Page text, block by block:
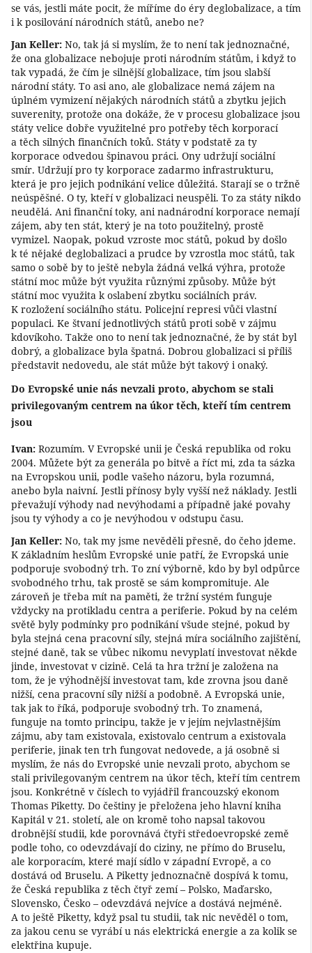
se vás, jestli máte pocit, že míříme do éry deglobalizace, a tím
i k posilování národních států, anebo ne?
Jan Keller: No, tak já si myslím, že to není tak jednoznačné,
že ona globalizace nebojuje proti národním státům, i když to
tak vypadá, že čím je silnější globalizace, tím jsou slabší
národní státy. To asi ano, ale globalizace nemá zájem na
úplném vymizení nějakých národních států a zbytku jejich
suverenity, protože ona dokáže, že v procesu globalizace jsou
státy velice dobře využitelné pro potřeby těch korporací
a těch silných finančních toků. Státy v podstatě za ty
korporace odvedou špinavou práci. Ony udržují sociální
smír. Udržují pro ty korporace zadarmo infrastrukturu,
která je pro jejich podnikání velice důležitá. Starají se o tržně
neúspěšné. O ty, kteří v globalizaci neuspěli. To za státy nikdo
neudělá. Ani finanční toky, ani nadnárodní korporace nemají
zájem, aby ten stát, který je na toto použitelný, prostě
vymizel. Naopak, pokud vzroste moc států, pokud by došlo
k té nějaké deglobalizaci a prudce by vzrostla moc států, tak
samo o sobě by to ještě nebyla žádná velká výhra, protože
státní moc může být využita různými způsoby. Může být
státní moc využita k oslabení zbytku sociálních práv.
K rozložení sociálního státu. Policejní represi vůči vlastní
populaci. Ke štvaní jednotlivých států proti sobě v zájmu
kdovíkoho. Takže ono to není tak jednoznačné, že by stát byl
dobrý, a globalizace byla špatná. Dobrou globalizaci si příliš
představit nedovedu, ale stát může být takový i onaký.
Do Evropské unie nás nevzali proto, abychom se stali
privilegovaným centrem na úkor těch, kteří tím centrem
jsou
Ivan: Rozumím. V Evropské unii je Česká republika od roku
2004. Můžete být za generála po bitvě a říct mi, zda ta sázka
na Evropskou unii, podle vašeho názoru, byla rozumná,
anebo byla naivní. Jestli přínosy byly vyšší než náklady. Jestli
převažují výhody nad nevýhodami a případně jaké povahy
jsou ty výhody a co je nevýhodou v odstupu času.
Jan Keller: No, tak my jsme nevěděli přesně, do čeho jdeme.
K základním heslům Evropské unie patří, že Evropská unie
podporuje svobodný trh. To zní výborně, kdo by byl odpůrce
svobodného trhu, tak prostě se sám kompromituje. Ale
zároveň je třeba mít na paměti, že tržní systém funguje
vždycky na protikladu centra a periferie. Pokud by na celém
světě byly podmínky pro podnikání všude stejné, pokud by
byla stejná cena pracovní síly, stejná míra sociálního zajištění,
stejné daně, tak se vůbec nikomu nevyplatí investovat někde
jinde, investovat v cizině. Celá ta hra tržní je založena na
tom, že je výhodnější investovat tam, kde zrovna jsou daně
nižší, cena pracovní síly nižší a podobně. A Evropská unie,
tak jak to říká, podporuje svobodný trh. To znamená,
funguje na tomto principu, takže je v jejím nejvlastnějším
zájmu, aby tam existovala, existovalo centrum a existovala
periferie, jinak ten trh fungovat nedovede, a já osobně si
myslím, že nás do Evropské unie nevzali proto, abychom se
stali privilegovaným centrem na úkor těch, kteří tím centrem
jsou. Konkrétně v číslech to vyjádřil francouzský ekonom
Thomas Piketty. Do češtiny je přeložena jeho hlavní kniha
Kapitál v 21. století, ale on kromě toho napsal takovou
drobnější studii, kde porovnává čtyři středoevropské země
podle toho, co odevzdávají do ciziny, ne přímo do Bruselu,
ale korporacím, které mají sídlo v západní Evropě, a co
dostává od Bruselu. A Piketty jednoznačně dospívá k tomu,
že Česká republika z těch čtyř zemí – Polsko, Maďarsko,
Slovensko, Česko – odevzdává nejvíce a dostává nejméně.
A to ještě Piketty, když psal tu studii, tak nic nevěděl o tom,
za jakou cenu se vyrábí u nás elektrická energie a za kolik se
elektřina kupuje.